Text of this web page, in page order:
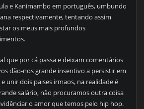
e Kanimambo em português, umbundo
respectivamente, tentando assim
os meus mais profundos
que por cá passa e deixam comentários
dão-nos grande insentivo a persistir em
unir dois paises irmaos, na realidade é
salário, não procuramos outra coisa
o amor que temos pelo hip hop.